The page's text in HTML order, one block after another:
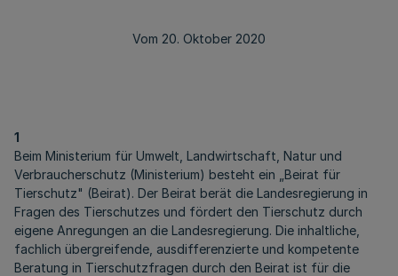
Vom 20. Oktober 2020
1
Beim Ministerium für Umwelt, Landwirtschaft, Natur und
Verbraucherschutz (Ministerium) besteht ein „Beirat für
Tierschutz" (Beirat). Der Beirat berät die Landesregierung in
Fragen des Tierschutzes und fördert den Tierschutz durch
eigene Anregungen an die Landesregierung. Die inhaltliche,
fachlich übergreifende, ausdifferenzierte und kompetente
Beratung in Tierschutzfragen durch den Beirat ist für die